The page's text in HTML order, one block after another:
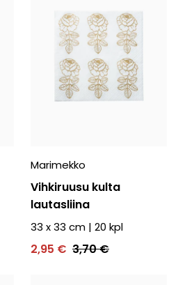
Marimekko
Vihkiruusu kulta
lautasliina
33 x 33 cm | 20 kpl
2,95 € 3,70 €